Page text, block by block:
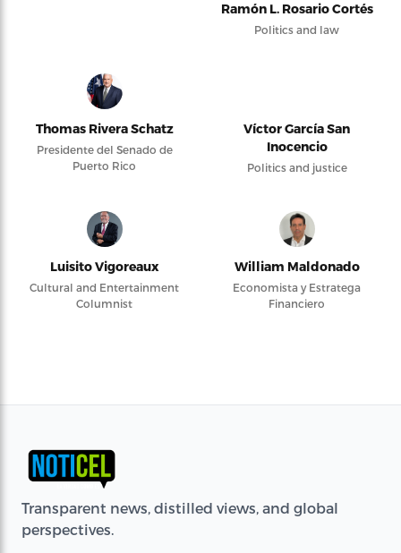
Ramón L. Rosario Cortés
Politics and law
Thomas Rivera Schatz
Presidente del Senado de
Puerto Rico
Víctor García San
Inocencio
Politics and justice
Luisito Vigoreaux
Cultural and Entertainment
Columnist
William Maldonado
Economista y Estratega
Financiero
Transparent news, distilled views, and global
perspectives.